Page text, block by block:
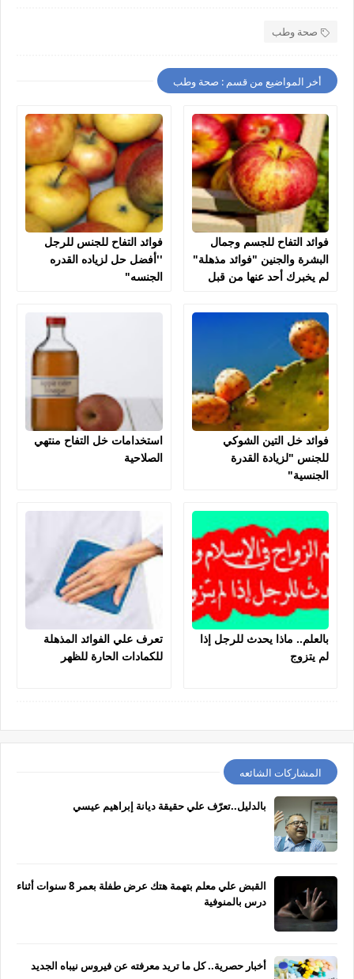
صحة وطب
أخر المواضيع من قسم : صحة وطب
فوائد التفاح للجسم وجمال
البشرة والجنين "فوائد مذهلة"
لم يخبرك أحد عنها من قبل
فوائد التفاح للجنس للرجل
''أفضل حل لزياده القدره
الجنسه"
فوائد خل التين الشوكي
للجنس "لزيادة القدرة
الجنسية"
استخدامات خل التفاح منتهي
الصلاحية
بالعلم.. ماذا يحدث للرجل إذا
لم يتزوج
تعرف علي الفوائد المذهلة
للكمادات الحارة للظهر
المشاركات الشائعه
بالدليل..تعرّف علي حقيقة ديانة إبراهيم عيسي
القبض علي معلم بتهمة هتك عرض طفلة بعمر 8 سنوات أثناء
درس بالمنوفية
أخبار حصرية.. كل ما تريد معرفته عن فيروس نيباه الجديد